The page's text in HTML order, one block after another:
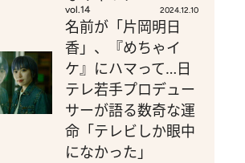
vol.14 2024.12.10
名前が「片岡明日
香」、『めちゃイ
ケ』にハマって…日
テレ若手プロデュー
サーが語る数奇な運
命「テレビしか眼中
になかった」